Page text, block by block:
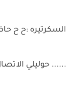
السكرتيره :ح ح
...... حوليلي